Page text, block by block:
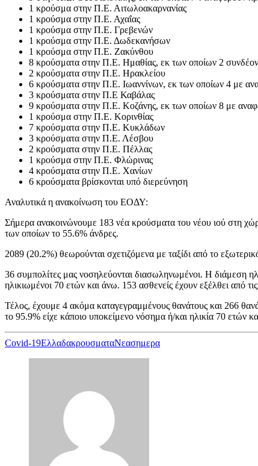
1 κρούσμα στην Π.Ε. Αιτωλοακαρνανίας
1 κρούσμα στην Π.Ε. Αχαΐας
1 κρούσμα στην Π.Ε. Γρεβενών
1 κρούσμα στην Π.Ε. Δωδεκανήσων
1 κρούσμα στην Π.Ε. Ζακύνθου
8 κρούσματα στην Π.Ε. Ημαθίας, εκ των οποίων 2
2 κρούσματα στην Π.Ε. Ηρακλείου
6 κρούσματα στην Π.Ε. Ιωαννίνων, εκ των οποίων 4 με
3 κρούσματα στην Π.Ε Καβάλας
9 κρούσματα στην Π.Ε. Κοζάνης, εκ των οποίων 8 με
1 κρούσμα στην Π.Ε. Κορινθίας
7 κρούσματα στην Π.Ε. Κυκλάδων
3 κρούσματα στην Π.Ε. Λέσβου
2 κρούσματα στην Π.Ε. Πέλλας
1 κρούσμα στην Π.Ε. Φλώρινας
4 κρούσματα στην Π.Ε. Χανίων
6 κρούσματα βρίσκονται υπό διερεύνηση
Αναλυτικά η ανακοίνωση του ΕΟΔΥ:
Σήμερα ανακοινώνουμε 183 νέα κρούσματα του νέου ιού στη
των οποίων το 55.6% άνδρες.
2089 (20.2%) θεωρούνται σχετιζόμενα με ταξίδι από το
36 συμπολίτες μας νοσηλεύονται διασωληνωμένοι. Η διάμεση
ηλικιωμένοι 70 ετών και άνω. 153 ασθενείς έχουν εξέλθει από
Τέλος, έχουμε 4 ακόμα καταγεγραμμένους θανάτους και 266
το 95.9% είχε κάποιο υποκείμενο νόσημα ή/και ηλικία 70 ετών
Covid-19ΕλλαδακρουσματαΝεασημερα